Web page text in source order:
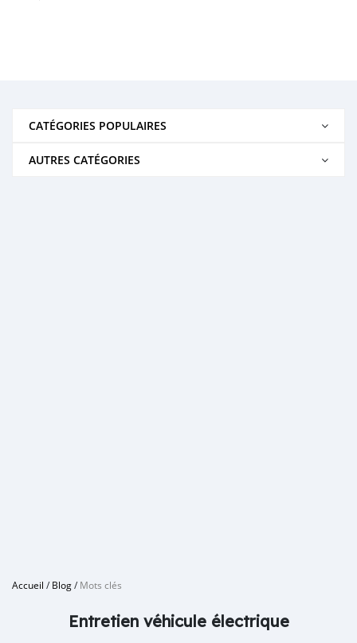
CATÉGORIES POPULAIRES
AUTRES CATÉGORIES
Accueil /Blog/Mots clés
Entretien véhicule électrique